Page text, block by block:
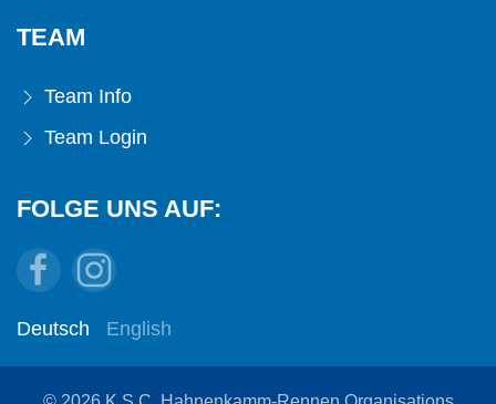
TEAM
Team Info
Team Login
FOLGE UNS AUF:
Deutsch English